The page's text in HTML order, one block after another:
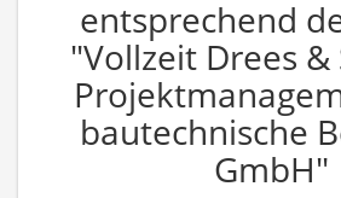
entsprechend
"Vollzeit Drees
bautechnische
GmbH"